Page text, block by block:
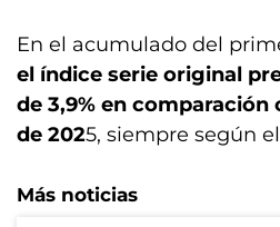
En el acumulado del
el índice serie original
de 3,9% en
de 2025, siempre según
Más noticias